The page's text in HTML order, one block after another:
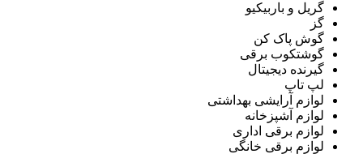
گریل و باربیکیو
گز
گوش پاک کن
گوشتکوب برقی
گیرنده دیجیتال
لپ تاپ
لوازم آرایشی بهداشتی
لوازم آشپزخانه
لوازم برقی اداری
لوازم برقی خانگی